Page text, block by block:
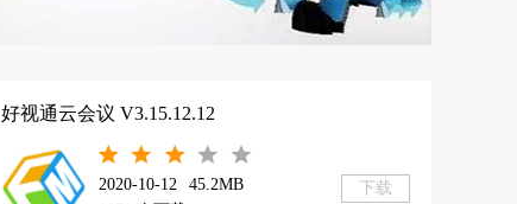
好视通云会议 V3.15.12.12
2020-10-12
45.2MB
下载